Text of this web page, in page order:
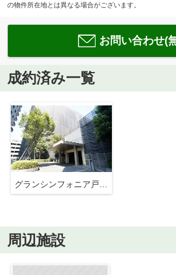
の物件所在地とは異なる場合がございます。
お問い合わせ(
成約済み一覧
グランシンフォニア戸田公園ＥＡＳＴ棟
周辺施設